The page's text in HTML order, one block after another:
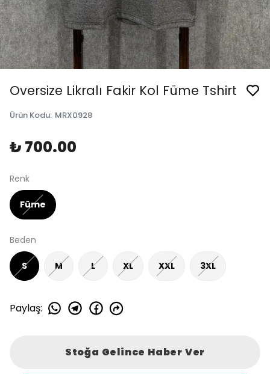
Oversize Likralı Fakir Kol Füme Tshirt
Ürün Kodu: MRX0928
₺ 700.00
Renk
Füme
Beden
S M L XL XXL 3XL
Paylaş:
Stoğa Gelince Haber Ver